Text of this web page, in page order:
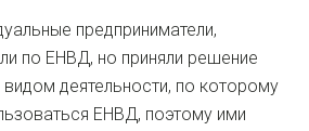
предприниматели,
по ЕНВД, но приняли решение
видом деятельности, по которому
ЕНВД, поэтому ими